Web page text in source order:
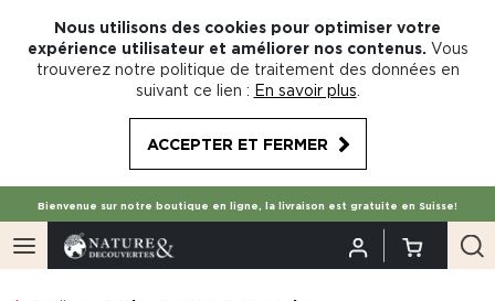
Nous utilisons des cookies pour optimiser votre
expérience utilisateur et améliorer nos contenus. Vous
trouverez notre politique de traitement des données en
suivant ce lien : En savoir plus
ACCEPTER ET FERMER
Bienvenue sur notre boutique en ligne, la livraison est gratuite en Suisse!